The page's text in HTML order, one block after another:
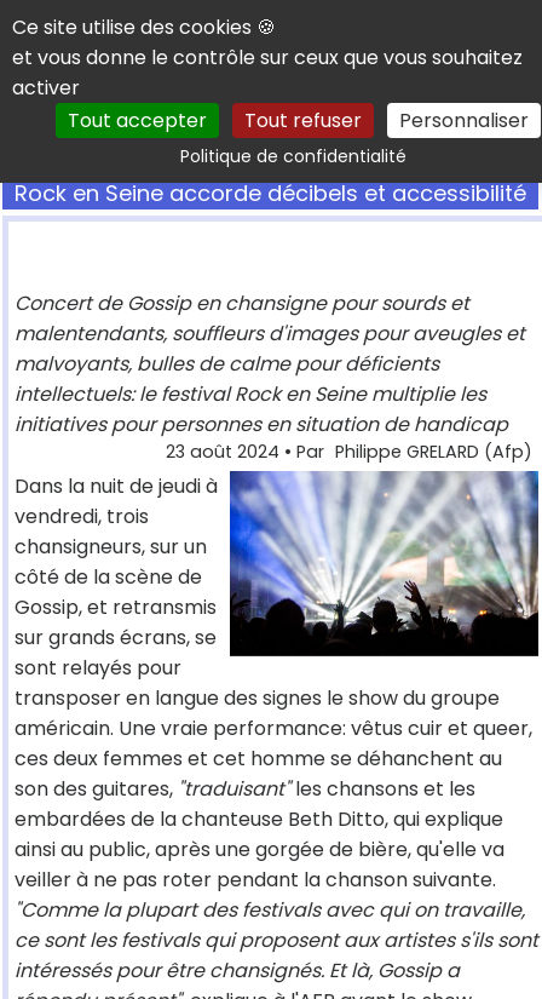
Panneau de gestion des cookies
Ce site utilise des cookies 🍪
et vous donne le contrôle sur ceux que vous souhaitez
activer
Tout accepter
Tout refuser Personnaliser
Politique de confidentialitéRechercher
Rock en Seine accorde décibels et accessibilité
Concert de Gossip en chansigne pour sourds et
malentendants, souffleurs d'images pour aveugles et
malvoyants, bulles de calme pour déficients
intellectuels: le festival Rock en Seine multiplie les
initiatives pour personnes en situation de handicap
23 août 2024 • Par Philippe GRELARD (Afp)
Dans la nuit de jeudi à
vendredi, trois
chansigneurs, sur un
côté de la scène de
Gossip, et retransmis
sur grands écrans, se
sont relayés pour
transposer en langue des signes le show du groupe
américain. Une vraie performance: vêtus cuir et queer,
ces deux femmes et cet homme se déhanchent au
son des guitares, "traduisant"les chansons et les
embardées de la chanteuse Beth Ditto, qui explique
ainsi au public, après une gorgée de bière, qu'elle va
veiller à ne pas roter pendant la chanson suivante.
"Comme la plupart des festivals avec qui on travaille,
ce sont les festivals qui proposent aux artistes s'ils sont
intéressés pour être chansignés. Et là, Gossip a